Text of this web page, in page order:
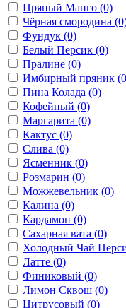
Пряный Манго (0)
Чёрная смородина
Фундук (0)
Белый Персик (0)
Пралине (0)
Имбирный пряник
Пина Колада (0)
Кофейный (0)
Маргарита (0)
Кактус (0)
Слива (0)
Ясменник (0)
Розмарин (0)
Можжевельник (0)
Калина (0)
Кардамон (0)
Сахарная вата (0)
Холодный Чай
Латте (0)
Финиковый (0)
Лимон Сквош (0)
Цитрусовый (0)